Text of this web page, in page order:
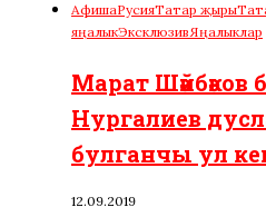
АфишаРусияТатар җыры
яңалыкЭксклюзивЯңалыклар
Марат Шәйбәков
Нургалиев
булганчы ул
12.09.2019